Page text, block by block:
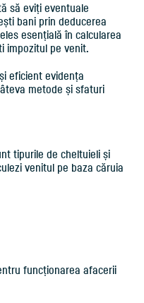
să eviți eventuale
bani prin deducerea
esențială în calcularea
impozitul pe venit.
eficient evidența
metode și sfaturi
tipurile de cheltuieli și
venitul pe baza căruia
funcționarea afacerii